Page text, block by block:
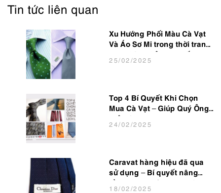
Tin tức liên quan
Xu Hướng Phối Màu Cà Vạt
Và Áo Sơ Mi trong thời trang
25/02/2025
Top 4 Bí Quyết Khi Chọn
Mua Cà Vạt – Giúp Quý Ông
24/02/2025
Caravat hàng hiệu đã qua
sử dụng – Bí quyết nâng
18/02/2025